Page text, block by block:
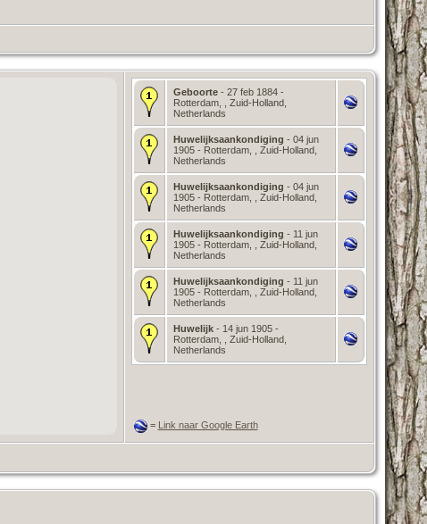
Geboorte- 27 feb 1884 -
Rotterdam, , Zuid-Holland,
Netherlands
Huwelijksaankondiging - 04 jun
1905 - Rotterdam, , Zuid-Holland,
Netherlands
Huwelijksaankondiging - 04 jun
1905 - Rotterdam, , Zuid-Holland,
Netherlands
Huwelijksaankondiging - 11 jun
1905 - Rotterdam, , Zuid-Holland,
Netherlands
Huwelijksaankondiging - 11 jun
1905 - Rotterdam, , Zuid-Holland,
Netherlands
Huwelijk- 14 jun 1905 -
Rotterdam, , Zuid-Holland,
Netherlands
= Link naar Google Earth